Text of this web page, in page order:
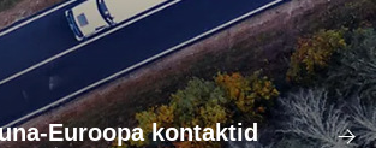
Euroopa kontaktid